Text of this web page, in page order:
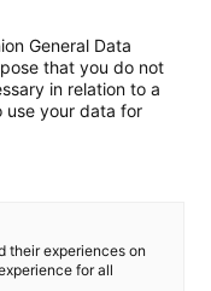
Kaffeevollautomaten mit
General Data
that you do not
in relation to a
use your data for
their experiences on
for all